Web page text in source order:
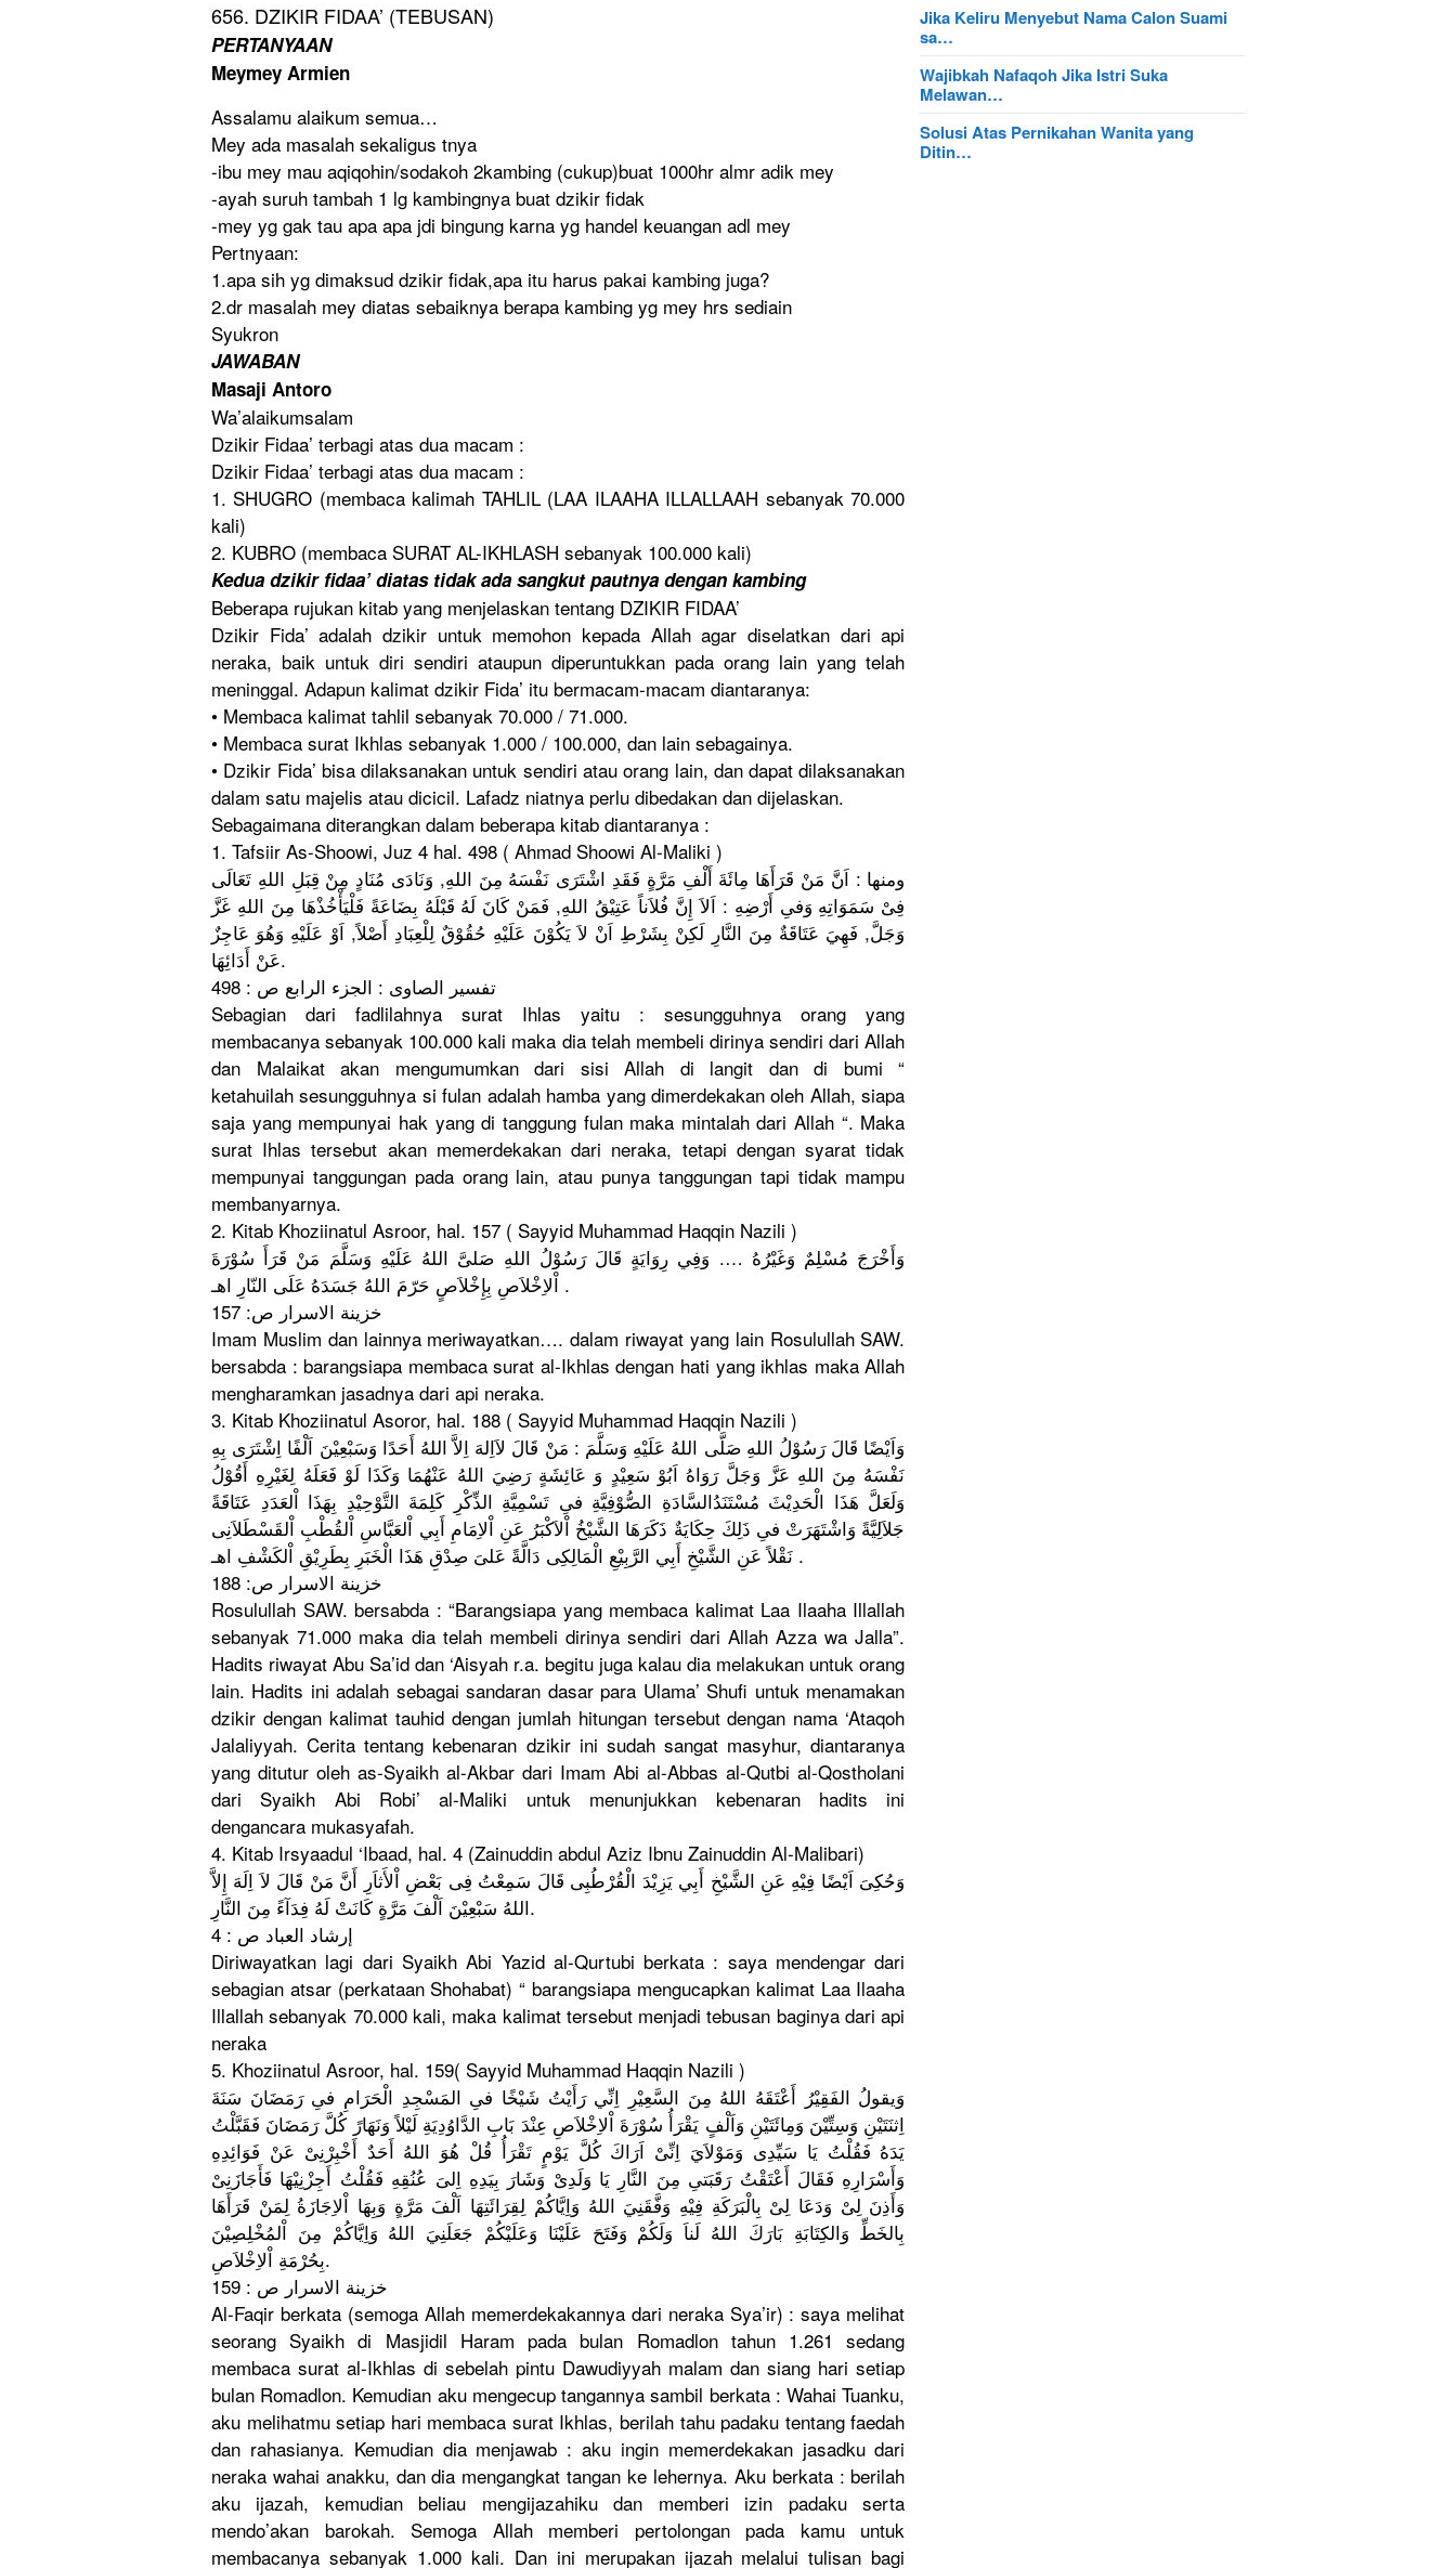
656. DZIKIR FIDAA’ (TEBUSAN)
PERTANYAAN
Meymey Armien
Assalamu alaikum semua…
Mey ada masalah sekaligus tnya
-ibu mey mau aqiqohin/sodakoh 2kambing (cukup)buat 1000hr almr adik mey
-ayah suruh tambah 1 lg kambingnya buat dzikir fidak
-mey yg gak tau apa apa jdi bingung karna yg handel keuangan adl mey
Pertnyaan:
1.apa sih yg dimaksud dzikir fidak,apa itu harus pakai kambing juga?
2.dr masalah mey diatas sebaiknya berapa kambing yg mey hrs sediain
Syukron
JAWABAN
Masaji Antoro
Wa’alaikumsalam
Dzikir Fidaa’ terbagi atas dua macam :
Dzikir Fidaa’ terbagi atas dua macam :
1. SHUGRO (membaca kalimah TAHLIL (LAA ILAAHA ILLALLAAH sebanyak 70.000
kali)
2. KUBRO (membaca SURAT AL-IKHLASH sebanyak 100.000 kali)
Kedua dzikir fidaa’ diatas tidak ada sangkut pautnya dengan kambing
Beberapa rujukan kitab yang menjelaskan tentang DZIKIR FIDAA’
Dzikir Fida’ adalah dzikir untuk memohon kepada Allah agar diselatkan dari api
neraka, baik untuk diri sendiri ataupun diperuntukkan pada orang lain yang telah
meninggal. Adapun kalimat dzikir Fida’ itu bermacam-macam diantaranya:
• Membaca kalimat tahlil sebanyak 70.000 / 71.000.
• Membaca surat Ikhlas sebanyak 1.000 / 100.000, dan lain sebagainya.
• Dzikir Fida’ bisa dilaksanakan untuk sendiri atau orang lain, dan dapat dilaksanakan
dalam satu majelis atau dicicil. Lafadz niatnya perlu dibedakan dan dijelaskan.
Sebagaimana diterangkan dalam beberapa kitab diantaranya :
1. Tafsiir As-Shoowi, Juz 4 hal. 498 ( Ahmad Shoowi Al-Maliki )
ومنها : اَنَّ مَنْ قَرَأَهَا مِائَةَ أَلْفِ مَرَّةٍ فَقَدِ اشْتَرَى نَفْسَهُ مِنَ اللهِ, وَنَادَى مُنَادٍ مِنْ قِبَلِ اللهِ تَعَالَى
فِىْ سَمَوَاتِه ِ وَفىِ أَرْضِهِ : اَلاَ إِنَّ فُلاَناً عَتِيْقُ اللهِ, فَمَنْ كَانَ لَهُ قَبْلَهُ بِضَاعَةً فَلْيَأْخُذْهَا مِنَ اللهِ غَزَّ
وَجَلَّ, فَهِيَ عَتَاقَةٌ مِنَ النَّارِ لَكِنْ بِشَرْطِ اَنْ لاَ يَكُوْنَ عَلَيْهِ حُقُوْقٌ لِلْعِبَاد ِ أَصْلاً, اَوْ عَلَيْهِ وَهُوَ عَاجِزٌ
عَنْ أَدَائِهَا.
تفسير الصاوى : الجزء الرابع ص : 498
Sebagian dari fadlilahnya surat Ihlas yaitu : sesungguhnya orang yang
membacanya sebanyak 100.000 kali maka dia telah membeli dirinya sendiri dari Allah
dan Malaikat akan mengumumkan dari sisi Allah di langit dan di bumi “
ketahuilah sesungguhnya si fulan adalah hamba yang dimerdekakan oleh Allah, siapa
saja yang mempunyai hak yang di tanggung fulan maka mintalah dari Allah “. Maka
surat Ihlas tersebut akan memerdekakan dari neraka, tetapi dengan syarat tidak
mempunyai tanggunganpada orang lain, atau punya tanggungantapi tidak mampu
membanyarnya.
2. Kitab Khoziinatul Asroor, hal. 157 ( Sayyid Muhammad Haqqin Nazili )
وَأَخْرَجَ مُسْلِمٌ وَغَيْرُهُ …. وَفِي رِوَايَةٍ قَالَ رَسُوْلُ اللهِ صَلىَّ اللهُ عَلَيْهِ وَسَلَّمَ مَنْ قَرَأَ سُوْرَةَ
اْلاِخْلاَصِ بِإِخْلاَص
ٍ حَرّمَ اللهُ جَسَدَهُ عَلَى النّارِ اهـ .
خزينة الاسرار ص: 157
Imam Muslim dan lainnya meriwayatkan…. dalam riwayat yang lain RosulullahSAW.
bersabda : barangsiapa membaca surat al-Ikhlas dengan hati yang ikhlas maka Allah
mengharamkan jasadnya dari api neraka.
3. Kitab Khoziinatul Asoror, hal. 188 ( Sayyid Muhammad Haqqin Nazili )
وَاَيْضًا قَالَ رَسُوْلُ اللهِ صَلَّى اللهُ عَلَيْهِ وَسَلَّمَ : مَنْ قَالَ لاَاِلهَ اِلاَّ اللهُ أَحَدًا وَسَبْعِيْنَ اَلْفًا اِشْتَرَى بِهِ
نَفْسَهُ مِنَ اللهِ عَزَّ وَجَلَّ رَوَاهُ اَبُوْ سَعِيْدٍ وَ عَائِشَةٍ رَضِيَ اللهُ عَنْهُمَا وَكَذَا لَوْ فَعَلَهُ لِغَيْرِهِ أَقُوْلُ
وَلَعَلَّ هَذَا الْحَدِيْث َ مُسْتَنَدُالسَّادَةِ الصُّوْفِيَّةِ فىِ تَسْمِيَّة ِ الذِّكْرِ كَلِمَةَ التَّوْحِيْدِ بِهَذَا اْلعَدَدِ عَتَاقَةً
جَلاَلِيَّةً وَاشْتَهَرَتْ فىِ ذَلِكَ حِكَايَةٌ ذَكَرَهَا الشَّيْخُ اْلاَكْبَر ُ عَنِ اْلاِمَامِ أَبِي اْلعَبَّاس ِ اْلقُطْبِ اْلقَسْطَلاَنِى
نَقْلاً عَنِ الشَّيْخِ أَبِي الرَّبِيْع ِ الْمَالِكِى دَالَّةً عَلىَ صِدْقِ هَذَا الْخَبَرِ بِطَرِيْقِ
اْلكَشْفِ اهـ .
خزينة الاسرار ص: 188
Rosulullah SAW. bersabda : “Barangsiapa yang membaca kalimat Laa Ilaaha Illallah
sebanyak 71.000 maka dia telah membeli dirinya sendiri dari Allah Azza wa Jalla”.
Hadits riwayat Abu Sa’id dan ‘Aisyah r.a. begitu juga kalau dia melakukan untuk orang
lain. Hadits ini adalah sebagai sandaran dasar para Ulama’ Shufi untuk menamakan
dzikir dengan kalimat tauhid dengan jumlah hitungan tersebut dengan nama ‘Ataqoh
Jalaliyyah. Cerita tentang kebenaran dzikir ini sudah sangat masyhur, diantaranya
yang ditutur oleh as-Syaikh al-Akbar dari Imam Abi al-Abbas al-Qutbi al-Qostholani
dari Syaikh Abi Robi’ al-Maliki untuk menunjukkan kebenaran hadits ini
dengancara mukasyafah.
‎4. Kitab Irsyaadul ‘Ibaad, hal. 4 (Zainuddin abdul Aziz Ibnu Zainuddin Al-Malibari)
وَحُكِىَ اَيْضًا فِيْهِ عَنِ الشَّيْخِ أَبِي يَزِيْدَ الْقُرْطُبِى قَالَ سَمِعْتُ فِى بَعْضِ اْلأَثاَرِ أَنَّ مَنْ قَالَ لاَ اِلَهَ إِلاَّ
اللهُ سَبْعِيْنَاَلْفَ مَرَّةٍ كَانَتْ لَهُ فِدَآءً مِنَ النَّارِ.
إرشاد العباد ص : 4
Diriwayatkan lagi dari Syaikh Abi Yazid al-Qurtubi berkata : saya mendengar dari
sebagian atsar (perkataanShohabat) “ barangsiapa mengucapkan kalimat Laa Ilaaha
Illallah sebanyak 70.000 kali, maka kalimat tersebut menjadi tebusan baginya dari api
neraka
5. Khoziinatul Asroor, hal. 159( Sayyid Muhammad Haqqin Nazili )
وَيقولُ الفَقِيْرُ أَعْتَقَهُ اللهُ مِنَ السَّعِيْر ِ اِنِّي رَأَيْتُ شَيْخًا فىِ المَسْجِدِ الْحَرَامِ فىِ رَمَضَانَ سَنَةَ
اِثنَتَيْن ِ وَسِتِّيْن َ وَمِائَتَيْنِ وَاَلْفٍ يَقْرَأُ سُوْرَةَ اْلاِخْلاَصِ عِنْدَ بَابِ الدَّاوُدِيَةِ لَيْلاً وَنَهَارً كُلَّ رَمَضَانَ فَقَبَّلْت
يَدَهُ فَقُلْتُ يَا سَيِّدِى وَمَوْلاَي َ اِنِّىْ اَرَاكَ كُلَّ يَوْمٍ تَقْرَأُ قُلْ هُوَ اللهُ أَحَدٌ أَخْبِرْنِىْ عَنْ فَوَائِدِه
وَأَسْرَار ِهِ فَقَالَ أَعْتَقْتُ رَقَبَتىِ مِنَ النَّارِ يَا وَلَدِىْ وَشَارَ بِيَدِهِ اِلىَ عُنُقِهِ فَقُلْتُ أَجِزْنِيْهَا فَأَجَازَنِىْ
وَأَذِنَ لِىْ وَدَعَا لِىْ بِالْبَرَكَةِ فِيْهِ وَفَّقَنِي َ اللهُ وَاِيَّاكُمْ لِقِرَائَتِهَا اَلْفَ مَرَّةٍ وَبِهَا اْلاِجَازَةُ لِمَنْ قَرَأَهَا
بِالخَطِّ وَالكِتَابَةِ بَارَكَ اللهُ لَناَ وَلَكُمْ وَفَتَحَ عَلَيْنَا وَعَلَيْكُمْ جَعَلَنِيَ اللهُ وَاِيَّاكُمْ مِنَ اْلمُخْلِصِيْنَ
بِحُرْمَةِ اْلاِخْلاَ
صِ.
خزينة الاسرار ص : 159
Al-Faqir berkata (semoga Allah memerdekakannya dari neraka Sya’ir) : saya melihat
seorang Syaikh di Masjidil Haram pada bulan Romadlon tahun 1.261 sedang
membaca surat al-Ikhlas di sebelah pintu Dawudiyyah malam dan siang hari setiap
bulan Romadlon. Kemudian aku mengecup tangannya sambil berkata : Wahai Tuanku,
aku melihatmu setiap hari membaca surat Ikhlas, berilah tahu padaku tentang faedah
dan rahasianya. Kemudian dia menjawab : aku ingin memerdekakan jasadku dari
neraka wahai anakku, dan dia mengangkat tangan ke lehernya. Aku berkata : berilah
aku ijazah, kemudian beliau mengijazahiku dan memberi izin padaku serta
mendo’akan barokah. Semoga Allah memberi pertolongan pada kamu untuk
membacanya sebanyak 1.000 kali. Dan ini merupakan ijazah melalui tulisan bagi
Jika Keliru Menyebut Nama Calon Suami
sa…
Wajibkah Nafaqoh Jika Istri Suka
Melawan…
Solusi Atas Pernikahan Wanita yang
Ditin…